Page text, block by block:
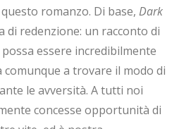
romanzo. Di base, Dark
di redenzione: un racconto di
essere incredibilmente
a trovare il modo di
le avversità. A tutti noi
concesse opportunità di